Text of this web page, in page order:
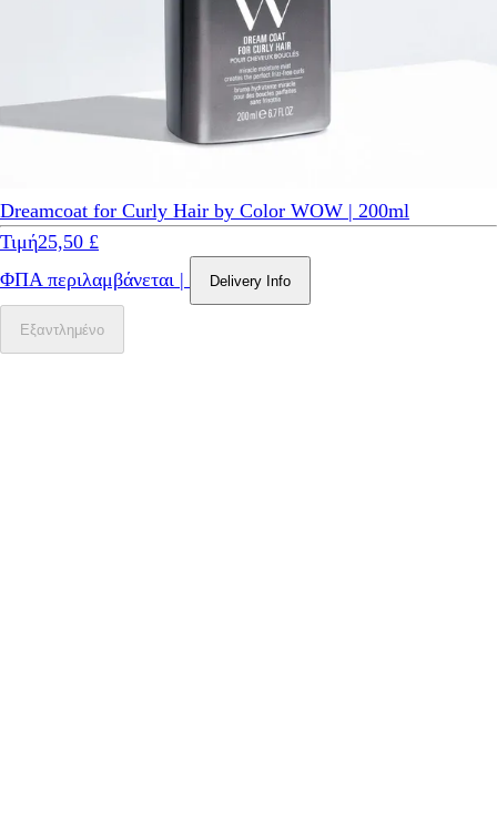
Dreamcoat for Curly Hair by Color WOW | 200ml
Τιμή25,50 £
ΦΠΑ περιλαμβάνεται | Delivery Info
Εξαντλημένο